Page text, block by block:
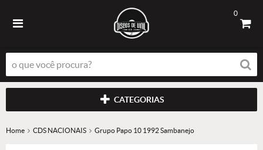
0
CATEGORIAS
Home CDS NACIONAIS Grupo Papo 10 1992 Sambanejo